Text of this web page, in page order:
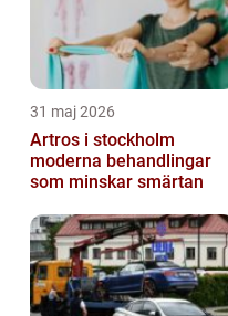
31 maj 2026
Artros i stockholm
moderna behandlingar
som minskar smärtan